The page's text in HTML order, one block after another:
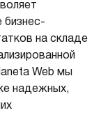
бизнес-
на складе
Web мы
надежных,